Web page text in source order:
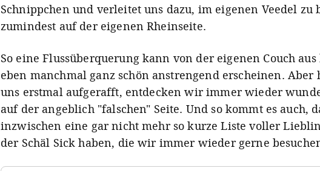
Schnippchen und verleitet uns dazu, im eigenen Veedel zu
zumindest auf der eigenen Rheinseite.
So eine Flussüberquerung kann von der eigenen Couch
eben manchmal ganz schön anstrengend erscheinen. Aber
uns erstmal aufgerafft, entdecken wir immer wieder
auf der angeblich "falschen" Seite. Und so kommt es auch,
inzwischen eine gar nicht mehr so kurze Liste voller
der Schäl Sick haben, die wir immer wieder gerne